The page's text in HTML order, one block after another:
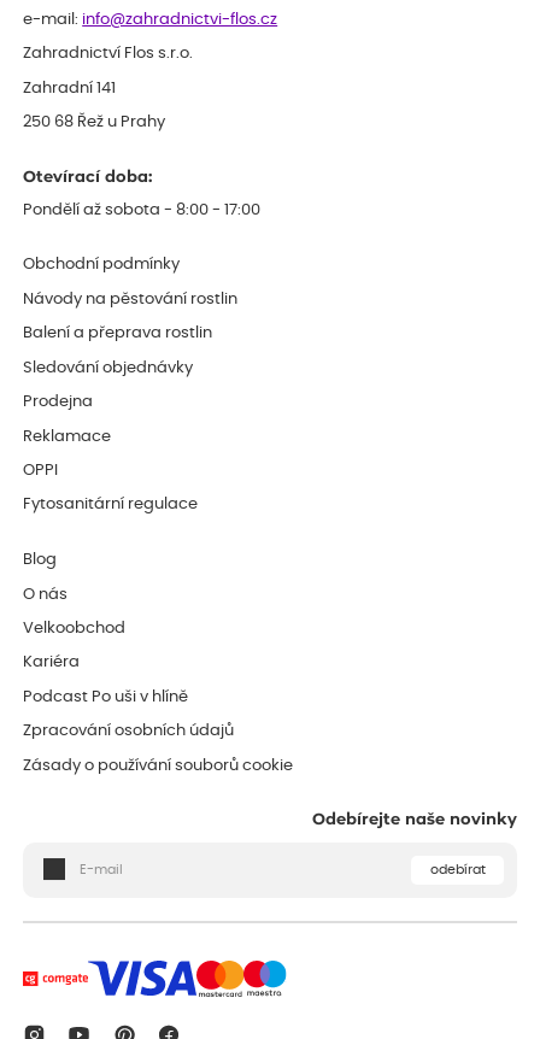
e-mail: info@zahradnictvi-flos.cz
Zahradnictví Flos s.r.o.
Zahradní 141
250 68 Řež u Prahy
Otevírací doba:
Pondělí až sobota - 8:00 - 17:00
Obchodní podmínky
Návody na pěstování rostlin
Balení a přeprava rostlin
Sledování objednávky
Prodejna
Reklamace
OPPI
Fytosanitární regulace
Blog
O nás
Velkoobchod
Kariéra
Podcast Po uši v hlíně
Zpracování osobních údajů
Zásady o používání souborů cookie
Odebírejte naše novinky
odebírat